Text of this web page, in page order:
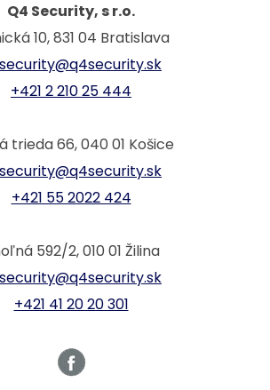
Q4 Security, s r.o.
10, 831 04 Bratislava
+421 2 210 25 444
trieda 66, 040 01 Košice
+421 55 2022 424
592/2, 010 01 Žilina
+421 41 20 20 301